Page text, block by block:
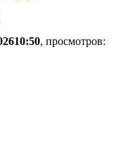
10:50, просмотров: